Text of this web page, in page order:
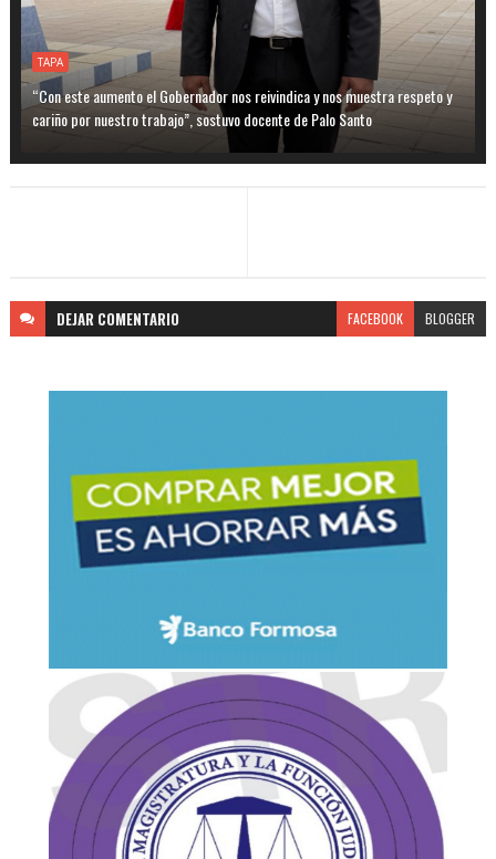
TAPA
“Con este aumento el Gobernador nos reivindica y nos muestra respeto y
cariño por nuestro trabajo”, sostuvo docente de Palo Santo
DEJAR COMENTARIO FACEBOOK BLOGGER